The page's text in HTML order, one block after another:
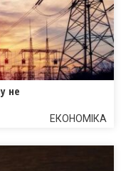
не
ЕКОНОМІКА